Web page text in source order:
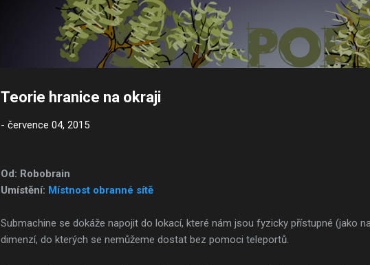
Přeskočit na hlavní obsah
Teorie hranice na okraji
- července 04, 2015
Od: Robobrain
Umístění: Místnost obranné sítě
Submachine se dokáže napojit do lokací, které nám jsou fyzicky přístupné (jako
dimenzí, do kterých se nemůžeme dostat bez pomoci teleportů.